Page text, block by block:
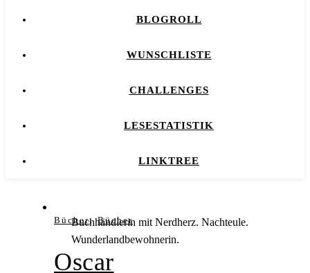
BLOGROLL
WUNSCHLISTE
CHALLENGES
LESESTATISTIK
LINKTREE
Bücher,Bücher
Oscar
Buchhändlerin mit Nerdherz. Nachteule.
Wunderlandbewohnerin.